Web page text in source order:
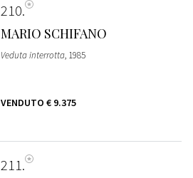
210
MARIO SCHIFANO
Veduta interrotta, 1985
VENDUTO € 9.375
211